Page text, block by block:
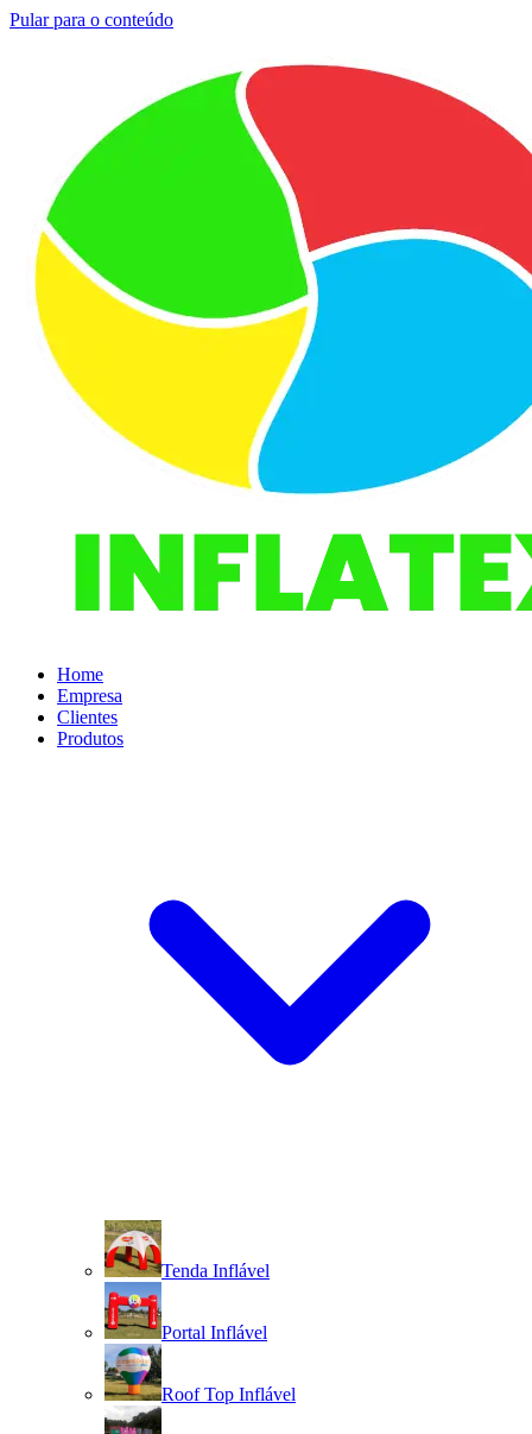
Pular para o conteúdo
Home
Empresa
Clientes
Produtos
Tenda Inflável
Portal Inflável
Roof Top Inflável